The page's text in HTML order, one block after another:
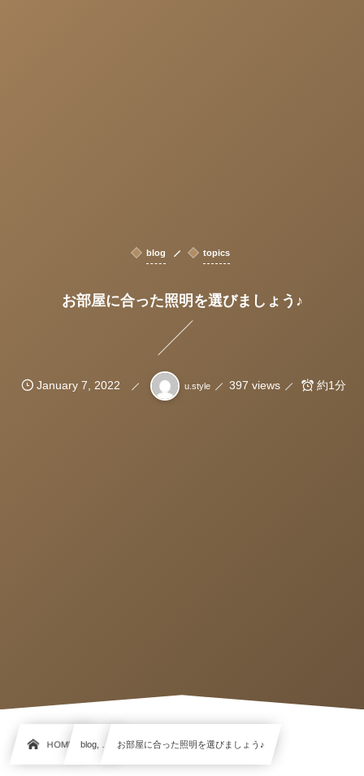
blog topics
お部屋に合った照明を選びましょう♪
January 7 2022 u.style 397 views 約1分
HOME blog, … お部屋に合った照明を選びましょう♪